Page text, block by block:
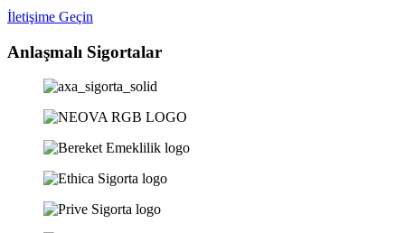
İletişime Geçin
Anlaşmalı Sigortalar